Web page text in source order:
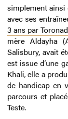
simplement ainsi
avec ses
3 ans par
mère Aldayha
Salisbury, avait
est issue d’une
Khali, elle a
de handicap en
parcours et
Teste.